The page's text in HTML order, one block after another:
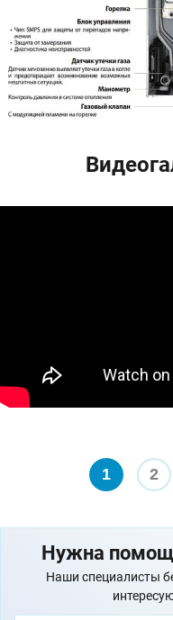
1 2
Нужна
Наши специалисты